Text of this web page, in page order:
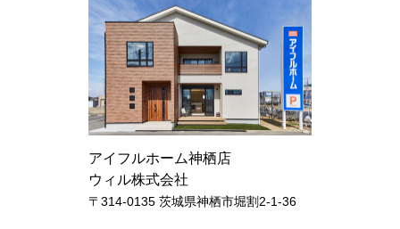
アイフルホーム神栖店
ウィル株式会社
〒314-0135 茨城県神栖市堀割2-1-36